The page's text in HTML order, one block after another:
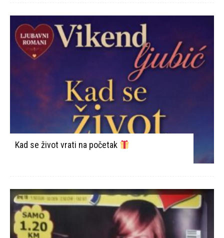
Kad se život vrati na početak